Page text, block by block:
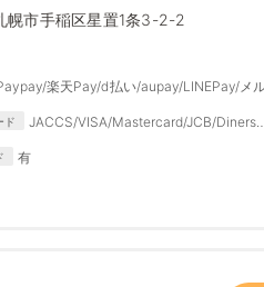
幌市手稲区星置1条3-2-2
楽天Pay/ⅾ払い/aupay/LINEPay/メ
ド
JACCS/VISA/Mastercard/JCB/Diners
有